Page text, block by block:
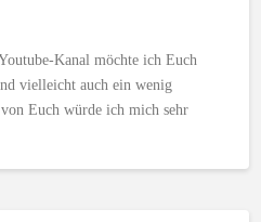
Kanal möchte ich Euch
vielleicht auch ein wenig
Euch würde ich mich sehr